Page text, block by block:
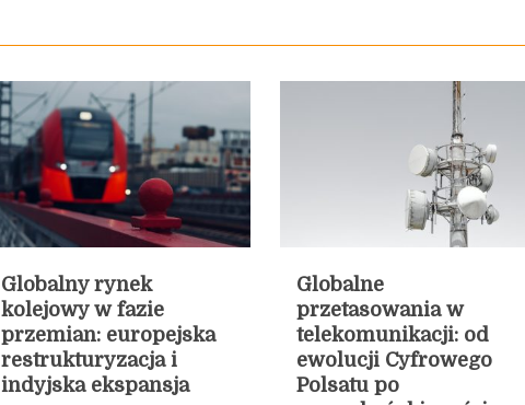
Globalny rynek
kolejowy w fazie
przemian: europejska
restrukturyzacja i
indyjska ekspansja
Globalne
przetasowania w
telekomunikacji: od
ewolucji Cyfrowego
Polsatu po